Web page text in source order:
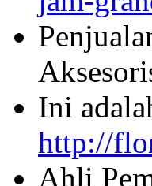
Ini
http://
Ahli